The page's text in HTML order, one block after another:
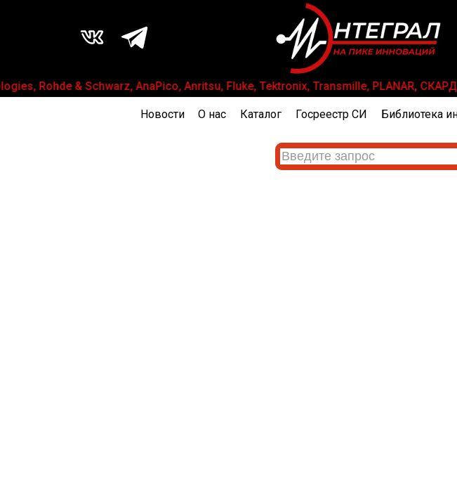
Rohde & Schwarz, AnaPico, Anritsu, Fluke, Tektronix, Transmille, PLANAR,
Каталог
О нас Госреестр СИ Библиотека
Новости